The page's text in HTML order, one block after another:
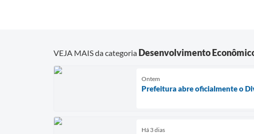
VEJA MAIS da categoria Desenvolvimento
Ontem
Prefeitura abre oficialmente o
Há 3 dias